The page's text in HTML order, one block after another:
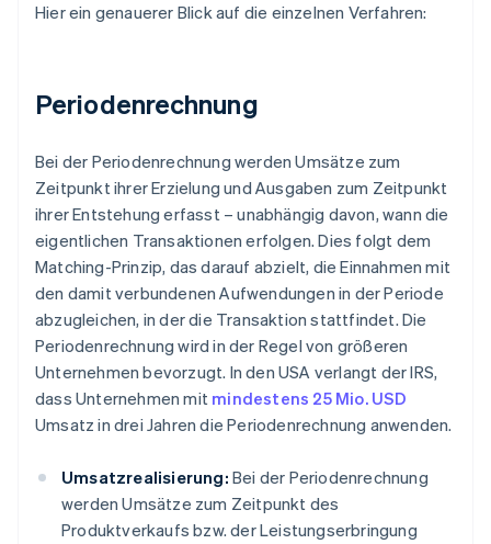
Hier ein genauerer Blick auf die einzelnen Verfahren:
Periodenrechnung
Bei der Periodenrechnung werden Umsätze zum
Zeitpunkt ihrer Erzielung und Ausgaben zum Zeitpunkt
ihrer Entstehung erfasst – unabhängig davon, wann die
eigentlichen Transaktionen erfolgen. Dies folgt dem
Matching-Prinzip, das darauf abzielt, die Einnahmen mit
den damit verbundenen Aufwendungen in der Periode
abzugleichen, in der die Transaktion stattfindet. Die
Periodenrechnung wird in der Regel von größeren
Unternehmen bevorzugt. In den USA verlangt der IRS,
dass Unternehmen mit mindestens 25 Mio. USD
Umsatz in drei Jahren die Periodenrechnung anwenden.
Umsatzrealisierung: Bei der Periodenrechnung
werden Umsätze zum Zeitpunkt des
Produktverkaufs bzw. der Leistungserbringung